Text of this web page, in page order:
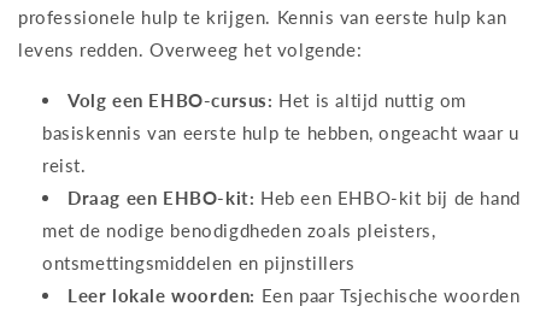
professionele hulp te krijgen. Kennis van eerste hulp kan
levens redden. Overweeg het volgende:
Volg een EHBO-cursus: Het is altijd nuttig om
basiskennis van eerste hulp te hebben, ongeacht waar u
reist.
Draag een EHBO-kit: Heb een EHBO-kit bij de hand
met de nodige benodigdheden zoals pleisters,
ontsmettingsmiddelen en pijnstillers
Leer lokale woorden: Een paar Tsjechische woorden